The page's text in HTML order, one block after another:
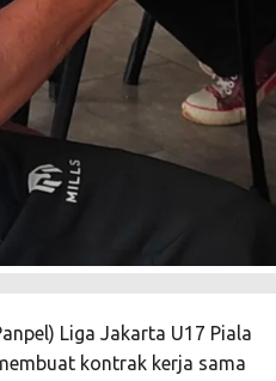
Liga Jakarta U17 Piala
kontrak kerja sama